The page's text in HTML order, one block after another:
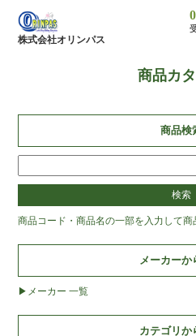
株式会社オリンパス
商品カ
商品検
商品コード・商品名の一部を入力して商
メーカーか
メーカー 一覧
カテゴリか